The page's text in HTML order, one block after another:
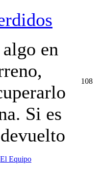
en
Si es
108
El Equipo